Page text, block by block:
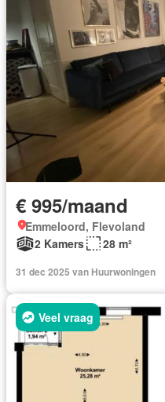
€ 995/maand
Emmeloord, Flevoland
2 Kamers
28 m²
31 dec 2025 van Huurwoningen
Veel vraag